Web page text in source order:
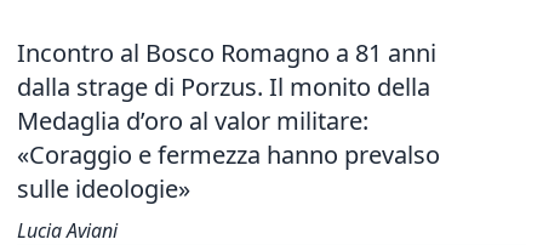
Incontro al Bosco Romagno a 81 anni
dalla strage di Porzus. Il monito della
Medaglia d’oro al valor militare:
«Coraggio e fermezza hanno prevalso
sulle ideologie»
Lucia Aviani